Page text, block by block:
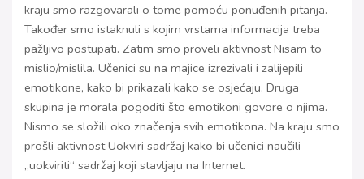
kraju smo razgovarali o tome pomoću ponuđenih pitanja.
Također smo istaknuli s kojim vrstama informacija treba
pažljivo postupati. Zatim smo proveli aktivnost Nisam to
mislio/mislila. Učenici su na majice izrezivali i zalijepili
emotikone, kako bi prikazali kako se osjećaju. Druga
skupina je morala pogoditi što emotikoni govore o njima.
Nismo se složili oko značenja svih emotikona. Na kraju smo
prošli aktivnost Uokviri sadržaj kako bi učenici naučili
„uokviriti“ sadržaj koji stavljaju na Internet.